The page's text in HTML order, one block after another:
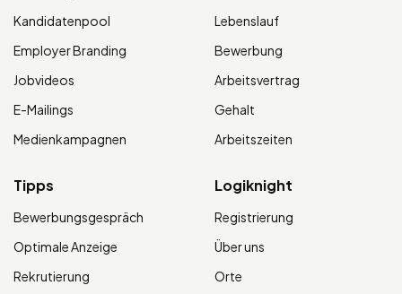
Kandidatenpool
Employer Branding
Jobvideos
E-Mailings
Medienkampagnen
Lebenslauf
Bewerbung
Arbeitsvertrag
Gehalt
Arbeitszeiten
Tipps
Bewerbungsgespräch
Optimale Anzeige
Rekrutierung
Logiknight
Registrierung
Über uns
Orte